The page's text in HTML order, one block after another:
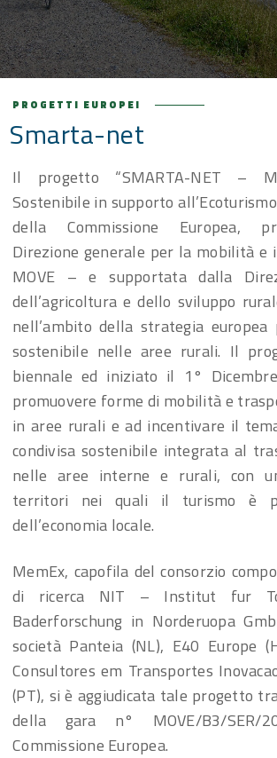
PROGETTI EUROPEI
Smarta-net
Il progetto “SMARTA-NET –
Sostenibile in supporto
della Commissione Europea,
Direzione generale per la mobilità e
MOVE – e supportata dalla
dell’agricoltura e dello sviluppo
nell’ambito della strategia
sostenibile nelle aree rurali. Il
biennale ed iniziato il 1°
promuovere forme di mobilità e
in aree rurali e ad incentivare il
condivisa sostenibile integrata al
nelle aree interne e rurali, con
territori nei quali il turismo è
dell’economia locale.
MemEx, capofila del consorzio
di ricerca NIT – Institut fur
Baderforschung in Norderuopa
società Panteia (NL), E40 Europe
Consultores em Transportes
(PT), si è aggiudicata tale progetto
della gara n° MOVE/B3/SER/
Commissione Europea.